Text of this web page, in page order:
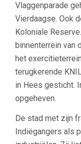
Vlaggenparade
Vierdaagse. Ook
Koloniale
binnenterrein van
het
terugkerende
in Hees gesticht.
opgeheven.
De stad met zijn
Indiëgangers als